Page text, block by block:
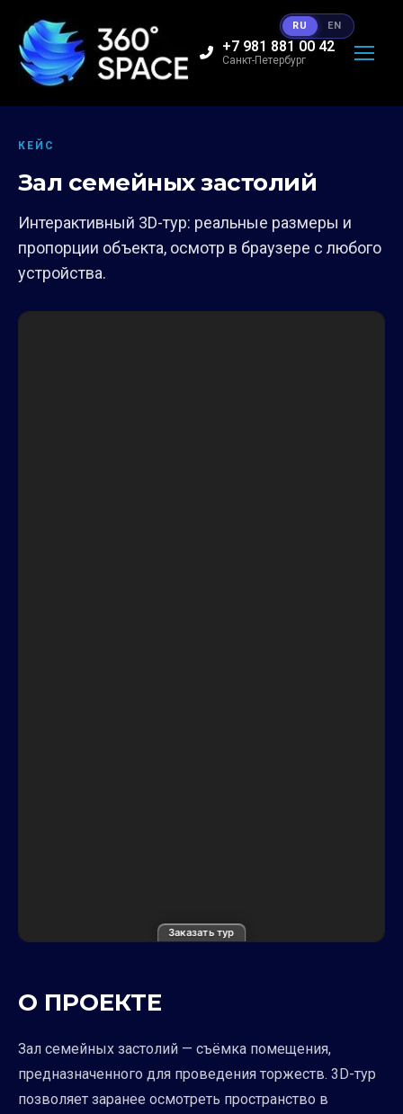
+7 981 881 00 42
Санкт-Петербург
КЕЙС
Зал семейных застолий
Интерактивный 3D-тур: реальные размеры и
пропорции объекта, осмотр в браузере с любого
устройства.
Заказать тур
О ПРОЕКТЕ
Зал семейных застолий — съёмка помещения,
предназначенного для проведения торжеств. 3D-тур
позволяет заранее осмотреть пространство в
RU EN